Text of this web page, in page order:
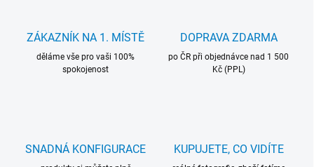
ZÁKAZNÍK NA 1. MÍSTĚ
děláme vše pro vaši 100%
spokojenost
DOPRAVA ZDARMA
po ČR při objednávce nad 1 500
Kč (PPL)
SNADNÁ KONFIGURACE KUPUJETE, CO VIDÍTE